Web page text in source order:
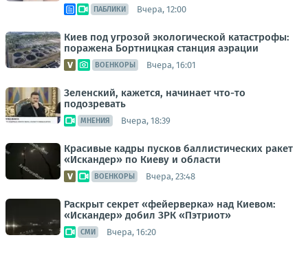
ПАБЛИКИ Вчера, 12:00
Киев под угрозой экологической катастрофы:
поражена Бортницкая станция аэрации
ВОЕНКОРЫ Вчера, 16:01
Зеленский, кажется, начинает что-то
подозревать
МНЕНИЯ Вчера, 18:39
Красивые кадры пусков баллистических ракет
«Искандер» по Киеву и области
ВОЕНКОРЫ Вчера, 23:48
Раскрыт секрет «фейерверка» над Киевом:
«Искандер» добил ЗРК «Пэтриот»
СМИ Вчера, 16:20